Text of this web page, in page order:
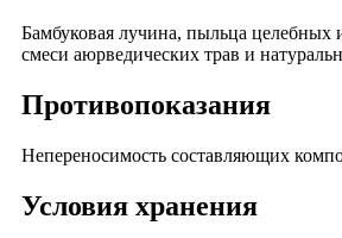
Бамбуковая лучина, пыльца целебных
смеси аюрведических трав и
Противопоказания
Непереносимость составляющих
Условия хранения